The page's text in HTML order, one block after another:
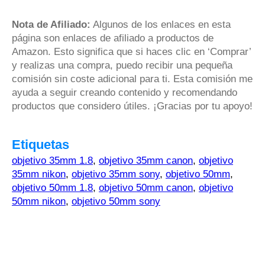
Nota de Afiliado: Algunos de los enlaces en esta
página son enlaces de afiliado a productos de
Amazon. Esto significa que si haces clic en ‘Comprar’
y realizas una compra, puedo recibir una pequeña
comisión sin coste adicional para ti. Esta comisión me
ayuda a seguir creando contenido y recomendando
productos que considero útiles. ¡Gracias por tu apoyo!
Etiquetas
objetivo 35mm 1.8, objetivo 35mm canon, objetivo
35mm nikon, objetivo 35mm sony, objetivo 50mm,
objetivo 50mm 1.8, objetivo 50mm canon, objetivo
50mm nikon, objetivo 50mm sony